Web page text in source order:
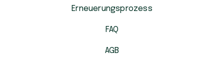
Erneuerungsprozess
FAQ
AGB